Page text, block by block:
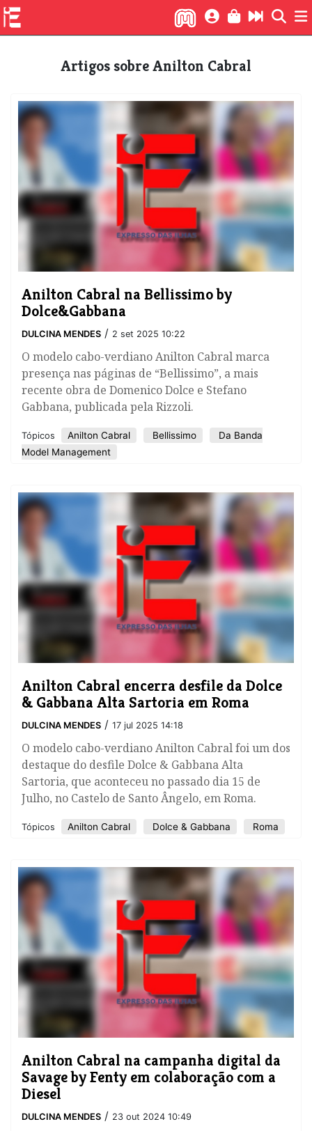
Artigos sobre Anilton Cabral
​Anilton Cabral na Bellissimo by
Dolce&Gabbana
DULCINA MENDES / 2 set 2025 10:22
O modelo cabo-verdiano Anilton Cabral marca
presença nas páginas de “Bellissimo”, a mais
recente obra de Domenico Dolce e Stefano
Gabbana, publicada pela Rizzoli.
Tópicos ​Anilton Cabral Bellissimo
Da Banda
Model Management
​Anilton Cabral encerra desfile da Dolce
& Gabbana Alta Sartoria em Roma
DULCINA MENDES / 17 jul 2025 14:18
O modelo cabo-verdiano Anilton Cabral foi um dos
destaque do desfile Dolce & Gabbana Alta
Sartoria, que aconteceu no passado dia 15 de
Julho, no Castelo de Santo Ângelo, em Roma.
Tópicos ​Anilton Cabral Dolce & Gabbana Roma
​Anilton Cabral na campanha digital da
Savage by Fenty em colaboração com a
Diesel
DULCINA MENDES / 23 out 2024 10:49